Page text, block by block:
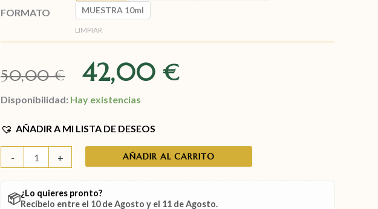
FORMATO
MUESTRA 10ml
LIMPIAR
50,00€ 42,00€
Disponibilidad: Hay existencias
AÑADIR A MI LISTA DE DESEOS
- + AÑADIR AL CARRITO
📦¿Lo quieres pronto?
Recíbelo entre el 10 de Agosto y el 11 de Agosto.